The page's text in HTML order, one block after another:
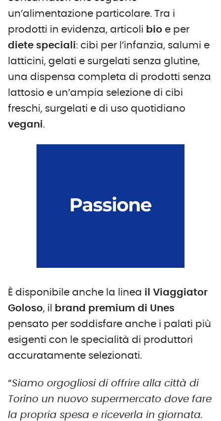
un’alimentazione particolare. Tra i
prodotti in evidenza, articoli bio e per
diete speciali: cibi per l’infanzia, salumi e
latticini, gelati e surgelati senza glutine,
una dispensa completa di prodotti senza
lattosio e un’ampia selezione di cibi
freschi, surgelati e di uso quotidiano
vegani.
È disponibile anche la linea il Viaggiator
Goloso, il
brand premium di Unes
pensato per soddisfare anche i palati più
esigenti con le specialità di produttori
accuratamente selezionati.
“Siamo orgogliosi di offrire alla città di
Torino un nuovo supermercato dove fare
la propria spesa e riceverla in giornata.